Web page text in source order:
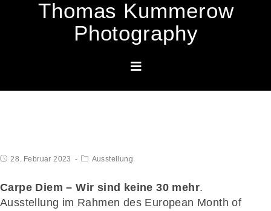
Thomas Kummerow
Photography
28. Februar 2023 Ausstellung
Carpe Diem – Wir sind keine 30 mehr.
Ausstellung im Rahmen des European Month of